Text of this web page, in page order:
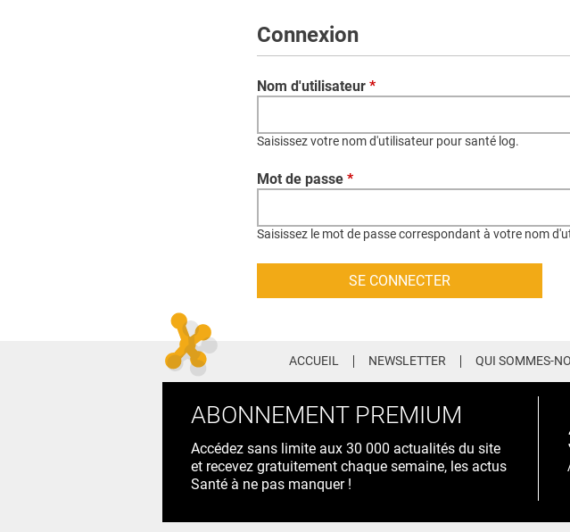
Connexion
Nom d'utilisateur *
Saisissez votre nom d'utilisateur pour santé log.
Mot de passe *
Saisissez le mot de passe correspondant à votre nom
ACCUEIL NEWSLETTER QUI SOMMES-
ABONNEMENT PREMIUM
Accédez sans limite aux 30 000 actualités du site
et recevez gratuitement chaque semaine, les actus
Santé à ne pas manquer !